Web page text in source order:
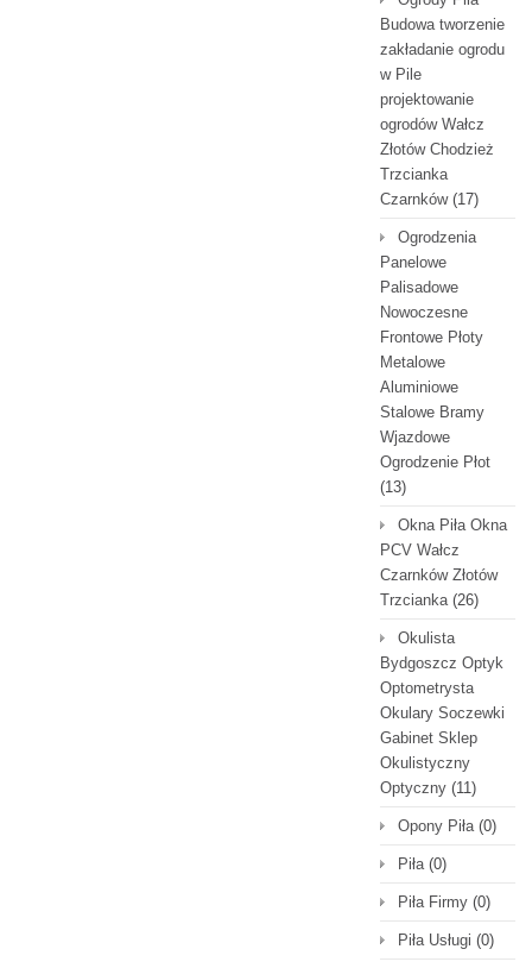
Budowa tworzenie
zakładanie ogrodu
w Pile
projektowanie
ogrodów Wałcz
Złotów Chodzież
Trzcianka
Czarnków(17)
Ogrodzenia
Panelowe
Palisadowe
Nowoczesne
Frontowe Płoty
Metalowe
Aluminiowe
Stalowe Bramy
Wjazdowe
Ogrodzenie Płot
(13)
Okna Piła Okna
PCV Wałcz
Czarnków Złotów
Trzcianka(26)
Okulista
Bydgoszcz Optyk
Optometrysta
Okulary Soczewki
Gabinet Sklep
Okulistyczny
Optyczny (11)
Opony Piła(0)
Piła(0)
Piła Firmy (0)
Piła Usługi (0)